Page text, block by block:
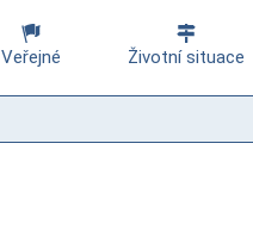
Veřejné Životní situace